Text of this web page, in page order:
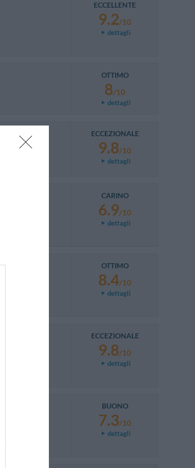
ECCELLENTE
9.2/10
dettagli
OTTIMO
8/10
dettagli
ECCEZIONALE
9.8/10
dettagli
CARINO
6.9/10
dettagli
OTTIMO
8.4/10
dettagli
ECCEZIONALE
9.8/10
dettagli
BUONO
7.3/10
dettagli